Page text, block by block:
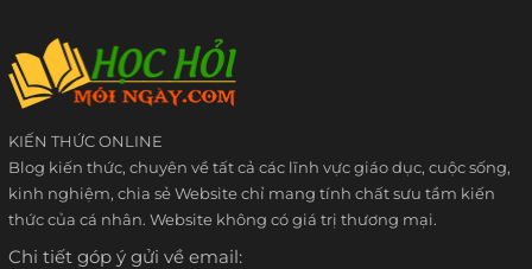
KIẾN THỨC ONLINE
Blog kiến thức, chuyên về tất cả các lĩnh vực giáo dục, cuộc sống,
kinh nghiệm, chia sẻ Website chỉ mang tính chất sưu tầm kiến
thức của cá nhân. Website không có giá trị thương mại.
Chi tiết góp ý gửi về email: